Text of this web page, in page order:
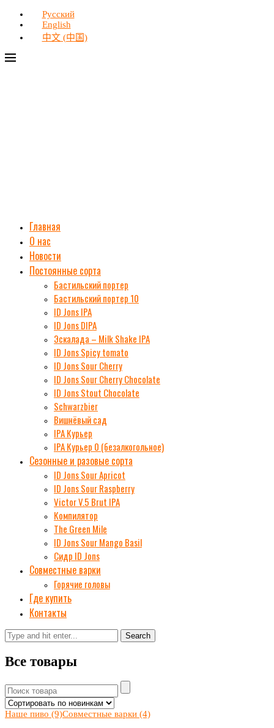
Русский
English
中文 (中国)
Главная
О нас
Новости
Постоянные сорта
Бастильский портер
Бастильский портер 10
ID Jons IPA
ID Jons DIPA
Эскалада – Milk Shake IPA
ID Jons Spicy tomato
ID Jons Sour Cherry
ID Jons Sour Cherry Chocolate
ID Jons Stout Chocolate
Schwarzbier
Вишнёвый сад
IPA Курьер
IPA Курьер 0 (безалкогольное)
Сезонные и разовые сорта
ID Jons Sour Аpricot
ID Jons Sour Raspberry
Victor V.5 Brut IPA
Компилятор
The Green Mile
ID Jons Sour Мango Basil
Сидр ID Jons
Совместные варки
Горячие головы
Где купить
Контакты
Search
Все товары
Наше пиво (9)Совместные варки (4)